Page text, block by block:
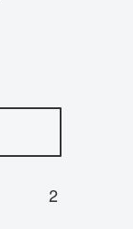
2